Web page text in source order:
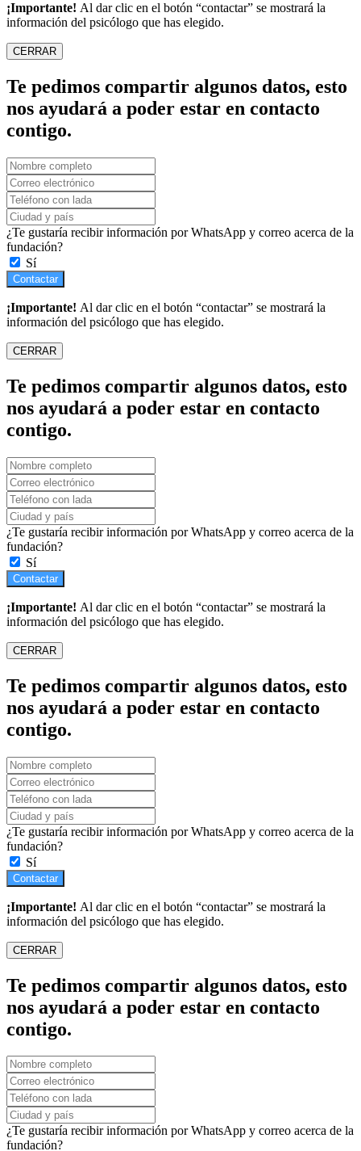
¡Importante! Al dar clic en el botón “contactar” se mostrará la
información del psicólogo que has elegido.
CERRAR
Te pedimos compartir algunos datos, esto
nos ayudará a poder estar en contacto
contigo.
¿Te gustaría recibir información por WhatsApp y correo acerca de la
fundación?
Sí
Contactar
¡Importante! Al dar clic en el botón “contactar” se mostrará la
información del psicólogo que has elegido.
CERRAR
Te pedimos compartir algunos datos, esto
nos ayudará a poder estar en contacto
contigo.
¿Te gustaría recibir información por WhatsApp y correo acerca de la
fundación?
Sí
Contactar
¡Importante! Al dar clic en el botón “contactar” se mostrará la
información del psicólogo que has elegido.
CERRAR
Te pedimos compartir algunos datos, esto
nos ayudará a poder estar en contacto
contigo.
¿Te gustaría recibir información por WhatsApp y correo acerca de la
fundación?
Sí
Contactar
¡Importante! Al dar clic en el botón “contactar” se mostrará la
información del psicólogo que has elegido.
CERRAR
Te pedimos compartir algunos datos, esto
nos ayudará a poder estar en contacto
contigo.
¿Te gustaría recibir información por WhatsApp y correo acerca de la
fundación?